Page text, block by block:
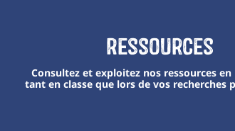
Ressources
Consultez et exploitez nos ressources en
tant en classe que lors de vos recherches